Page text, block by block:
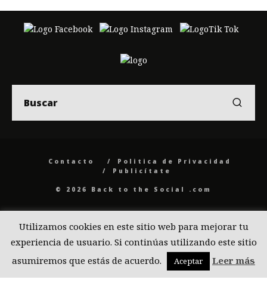
Contacto
Politica de Privacidad
Publicítate
© 2026 Back to the Social .com
Utilizamos cookies en este sitio web para mejorar tu
experiencia de usuario. Si continúas utilizando este sitio
asumiremos que estás de acuerdo.
Aceptar Leer más